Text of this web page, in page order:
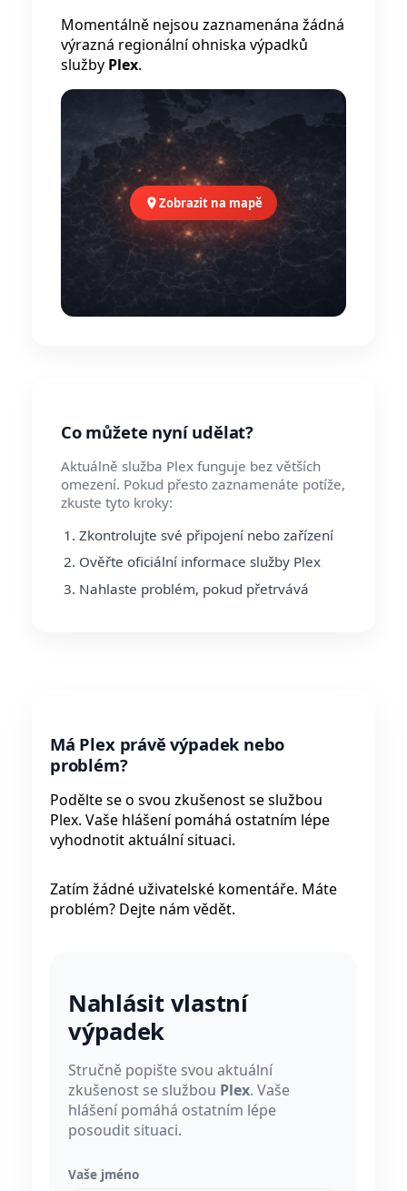
Momentálně nejsou zaznamenána žádná
výrazná regionální ohniska výpadků
služby Plex.
Zobrazit na mapě
Co můžete nyní udělat?
Aktuálně služba Plex funguje bez větších
omezení. Pokud přesto zaznamenáte potíže,
zkuste tyto kroky:
Zkontrolujte své připojení nebo zařízení
Ověřte oficiální informace služby Plex
Nahlaste problém, pokud přetrvává
Má Plex právě výpadek nebo
problém?
Podělte se o svou zkušenost se službou
Plex. Vaše hlášení pomáhá ostatním lépe
vyhodnotit aktuální situaci.
Zatím žádné uživatelské komentáře. Máte
problém? Dejte nám vědět.
Nahlásit vlastní
výpadek
Stručně popište svou aktuální
zkušenost se službou Plex. Vaše
hlášení pomáhá ostatním lépe
posoudit situaci.
Vaše jméno